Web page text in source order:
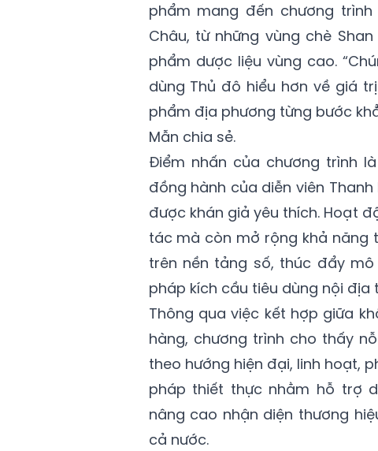
phẩm mang đến chương
Châu, từ những vùng chè
phẩm dược liệu vùng cao.
dùng Thủ đô hiểu hơn về giá
phẩm địa phương từng bước
Mẫn chia sẻ.
Điểm nhấn của chương trình
đồng hành của diễn viên
được khán giả yêu thích. Hoạt
tác mà còn mở rộng khả năng
trên nền tảng số, thúc đẩy
pháp kích cầu tiêu dùng nội
Thông qua việc kết hợp giữa
hàng, chương trình cho thấy
theo hướng hiện đại, linh hoạt,
pháp thiết thực nhằm hỗ trợ
nâng cao nhận diện thương
cả nước.